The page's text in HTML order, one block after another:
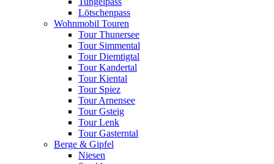
Lötschenpass
Wohnmobil Touren
Tour Thunersee
Tour Simmental
Tour Diemtigtal
Tour Kandertal
Tour Kiental
Tour Spiez
Tour Arnensee
Tour Gsteig
Tour Lenk
Tour Gasterntal
Berge & Gipfel
Niesen